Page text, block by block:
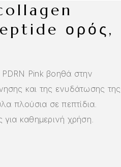
ορός,
Pink βοηθά στην
και της ενυδάτωσης της
πλούσια σε πεπτίδια.
καθημερινή χρήση.